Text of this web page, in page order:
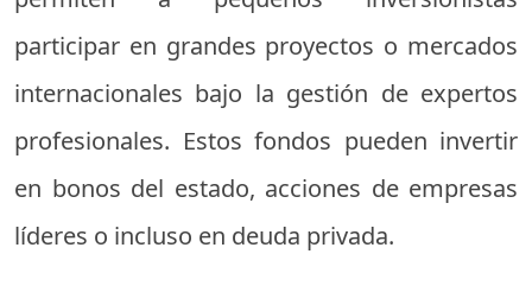
participar en grandes proyectos o mercados
internacionales bajo la gestión de expertos
profesionales. Estos fondos pueden invertir
en bonos del estado, acciones de empresas
líderes o incluso en deuda privada.